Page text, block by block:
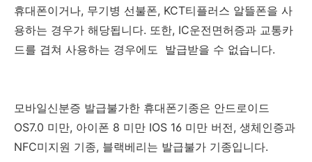
휴대폰이거나, 무기병 선불폰, KCT티플러스 알뜰폰을 사
용하는 경우가 해당됩니다. 또한, IC운전면허증과 교통카
드를 겹쳐 사용하는 경우에도 발급받을 수 없습니다.
모바일신분증 발급불가한 휴대폰기종은 안드로이드
OS7.0 미만, 아이폰 8 미만 IOS 16 미만 버전, 생체인증과
NFC미지원 기종, 블랙베리는 발급불가 기종입니다.